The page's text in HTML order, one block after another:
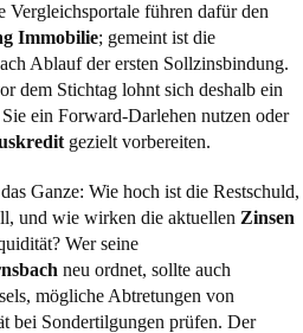
führen dafür den
Immobilie; gemeint ist die
Ablauf der ersten Sollzinsbindung.
dem Stichtag lohnt sich deshalb ein
ein Forward-Darlehen nutzen oder
gezielt vorbereiten.
Ganze: Wie hoch ist die Restschuld,
und wie wirken die aktuellen Zinsen
Wer seine
neu ordnet, sollte auch
mögliche Abtretungen von
bei Sondertilgungen prüfen. Der